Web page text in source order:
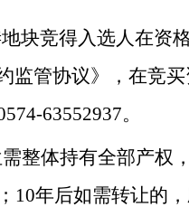
地块竞得入选人在资
监管协议》，在竞
63552937。
整体持有全部产权
10年后如需转让的